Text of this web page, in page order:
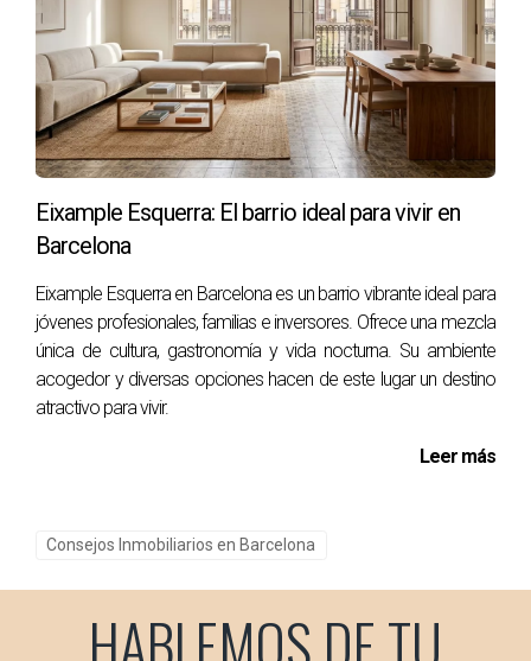
dedicación y experiencia del profesional.
“No sabía nada sobre el mercado inmobiliario
hasta que decidí comprar mi primera casa. Mi
Personal Shopper me guió en cada paso.” -
Carlos T.
Carlos T., otro cliente satisfecho, era nuevo en el
empezar. Al contratar a un Personal Shopper
Inmobiliario, recibió asesoramiento experto sobre
precios justos y barrios adecuados para sus
necesidades familiares.
exactamente lo que buscaba.” - Ana G.
características específicas como piscina y oficina en
Eixample Esquerra: El barrio ideal para vivir en
Barcelona
Eixample Esquerra en Barcelona es un barrio vibrante ideal para
jóvenes profesionales, familias e inversores. Ofrece una mezcla
única de cultura, gastronomía y vida nocturna. Su ambiente
acogedor y diversas opciones hacen de este lugar un destino
atractivo para vivir.
Leer más
Consejos Inmobiliarios en Barcelona
HABLEMOS DE TU